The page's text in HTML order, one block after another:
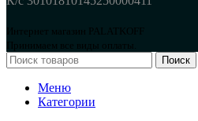
Интернет магазин PALATKOFF
Принимаем все виды оплаты.
Поиск
Меню
Категории